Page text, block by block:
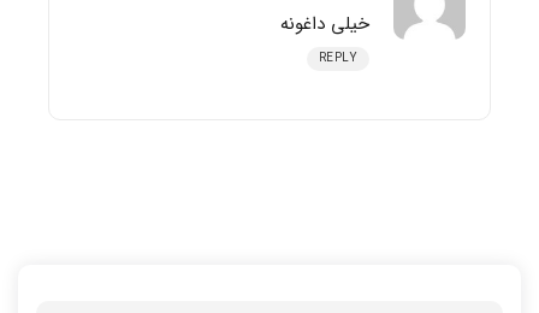
خیلی داغونه
REPLY